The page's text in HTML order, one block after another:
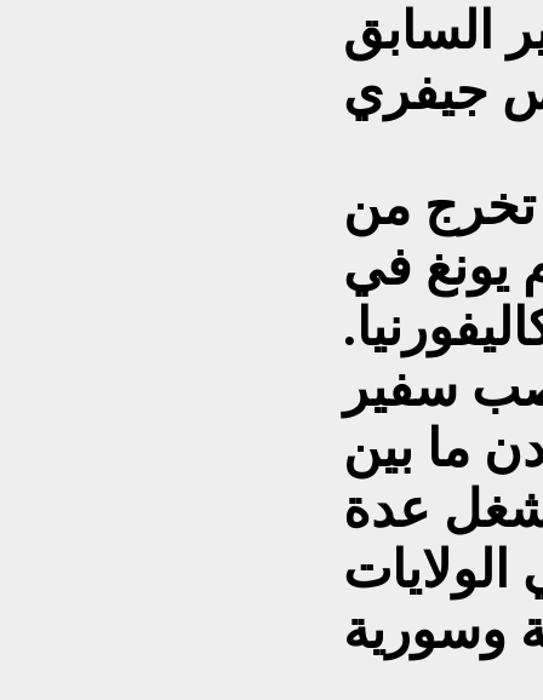
السابق
تخرج من
يونغ في
سفير
ما بين
كما شغل عدة